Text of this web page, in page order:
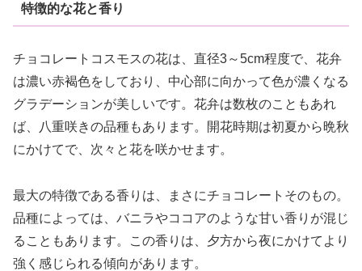
特徴的な花と香り
チョコレートコスモスの花は、直径3～5cm程度で、花弁
は濃い赤褐色をしており、中心部に向かって色が濃くなる
グラデーションが美しいです。花弁は数枚のこともあれ
ば、八重咲きの品種もあります。開花時期は初夏から晩秋
にかけてで、次々と花を咲かせます。
最大の特徴である香りは、まさにチョコレートそのもの。
品種によっては、バニラやココアのような甘い香りが混じ
ることもあります。この香りは、夕方から夜にかけてより
強く感じられる傾向があります。